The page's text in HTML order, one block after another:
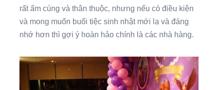
rất ấm cúng và thân thuộc, nhưng nếu có điều kiện
và mong muốn buổi tiệc sinh nhật mới lạ và đáng
nhớ hơn thì gợi ý hoàn hảo chính là các nhà hàng.